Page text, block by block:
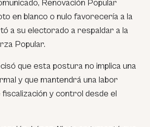
Renovación Popular
en blanco o nulo favorecería a la
a su electorado a respaldar a la
Popular.
que esta postura no implica una
y que mantendrá una labor
fiscalización y control desde el